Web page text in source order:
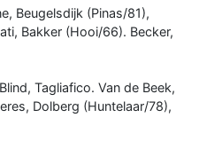
Beugelsdijk (Pinas/81),
Bakker (Hooi/66). Becker,
Tagliafico. Van de Beek,
Dolberg (Huntelaar/78),